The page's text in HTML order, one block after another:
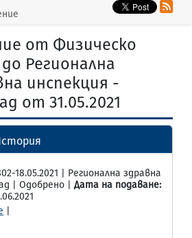
от Физическо
Регионална
инспекция -
от 31.05.2021
18.05.2021 | Регионална здравна
| Одобрено | Дата на подаване: